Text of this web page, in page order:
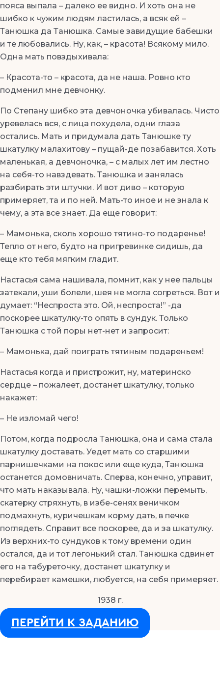
пояса выпала – далеко ее видно. И хоть она не
шибко к чужим людям ластилась, а всяк ей –
Танюшка да Танюшка. Самые завидущие бабешки
и те любовались. Ну, как, – красота! Всякому мило.
Одна мать повздыхивала:
– Красота-то – красота, да не наша. Ровно кто
подменил мне девчонку.
По Степану шибко эта девчоночка убивалась. Чисто
уревелась вся, с лица похудела, одни глаза
остались. Мать и придумала дать Танюшке ту
шкатулку малахитову – пущай-де позабавится. Хоть
маленькая, а девчоночка, – с малых лет им лестно
на себя-то навздевать. Танюшка и занялась
разбирать эти штучки. И вот диво – которую
примеряет, та и по ней. Мать-то иное и не знала к
чему, а эта все знает. Да еще говорит:
– Мамонька, сколь хорошо тятино-то подаренье!
Тепло от него, будто на пригревинке сидишь, да
еще кто тебя мягким гладит.
Настасья сама нашивала, помнит, как у нее пальцы
затекали, уши болели, шея не могла согреться. Вот и
думает: “Неспроста это. Ой, неспроста!” -да
поскорее шкатулку-то опять в сундук. Только
Танюшка с той поры нет-нет и запросит:
– Мамонька, дай поиграть тятиным подареньем!
Настасья когда и пристрожит, ну, материнско
сердце – пожалеет, достанет шкатулку, только
накажет:
– Не изломай чего!
Потом, когда подросла Танюшка, она и сама стала
шкатулку доставать. Уедет мать со старшими
парнишечками на покос или еще куда, Танюшка
останется домовничать. Сперва, конечно, управит,
что мать наказывала. Ну, чашки-ложки перемыть,
скатерку стряхнуть, в избе-сенях веничком
подмахнуть, куричешкам корму дать, в печке
поглядеть. Справит все поскорее, да и за шкатулку.
Из верхних-то сундуков к тому времени один
остался, да и тот легонький стал. Танюшка сдвинет
его на табуреточку, достанет шкатулку и
перебирает камешки, любуется, на себя примеряет.
1938 г.
ПЕРЕЙТИ К ЗАДАНИЮ